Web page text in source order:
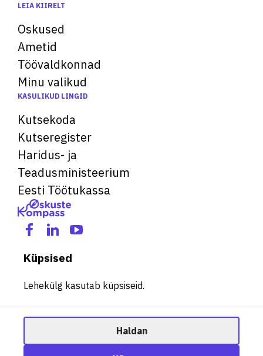
LEIA KIIRELT
Oskused
Ametid
Töövaldkonnad
Minu valikud
KASULIKUD LINGID
Kutsekoda
Kutseregister
Haridus- ja
Teadusministeerium
Eesti Töötukassa
Küpsised
Lehekülg kasutab küpsiseid.
Haldan